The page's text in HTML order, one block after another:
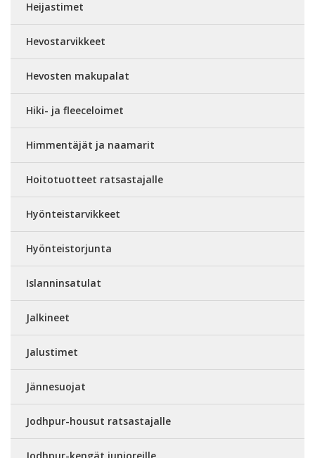
Heijastimet
Hevostarvikkeet
Hevosten makupalat
Hiki- ja fleeceloimet
Himmentäjät ja naamarit
Hoitotuotteet ratsastajalle
Hyönteistarvikkeet
Hyönteistorjunta
Islanninsatulat
Jalkineet
Jalustimet
Jännesuojat
Jodhpur-housut ratsastajalle